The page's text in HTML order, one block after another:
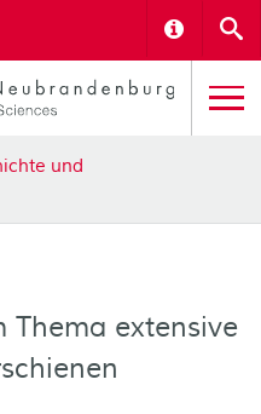
und
Thema extensive